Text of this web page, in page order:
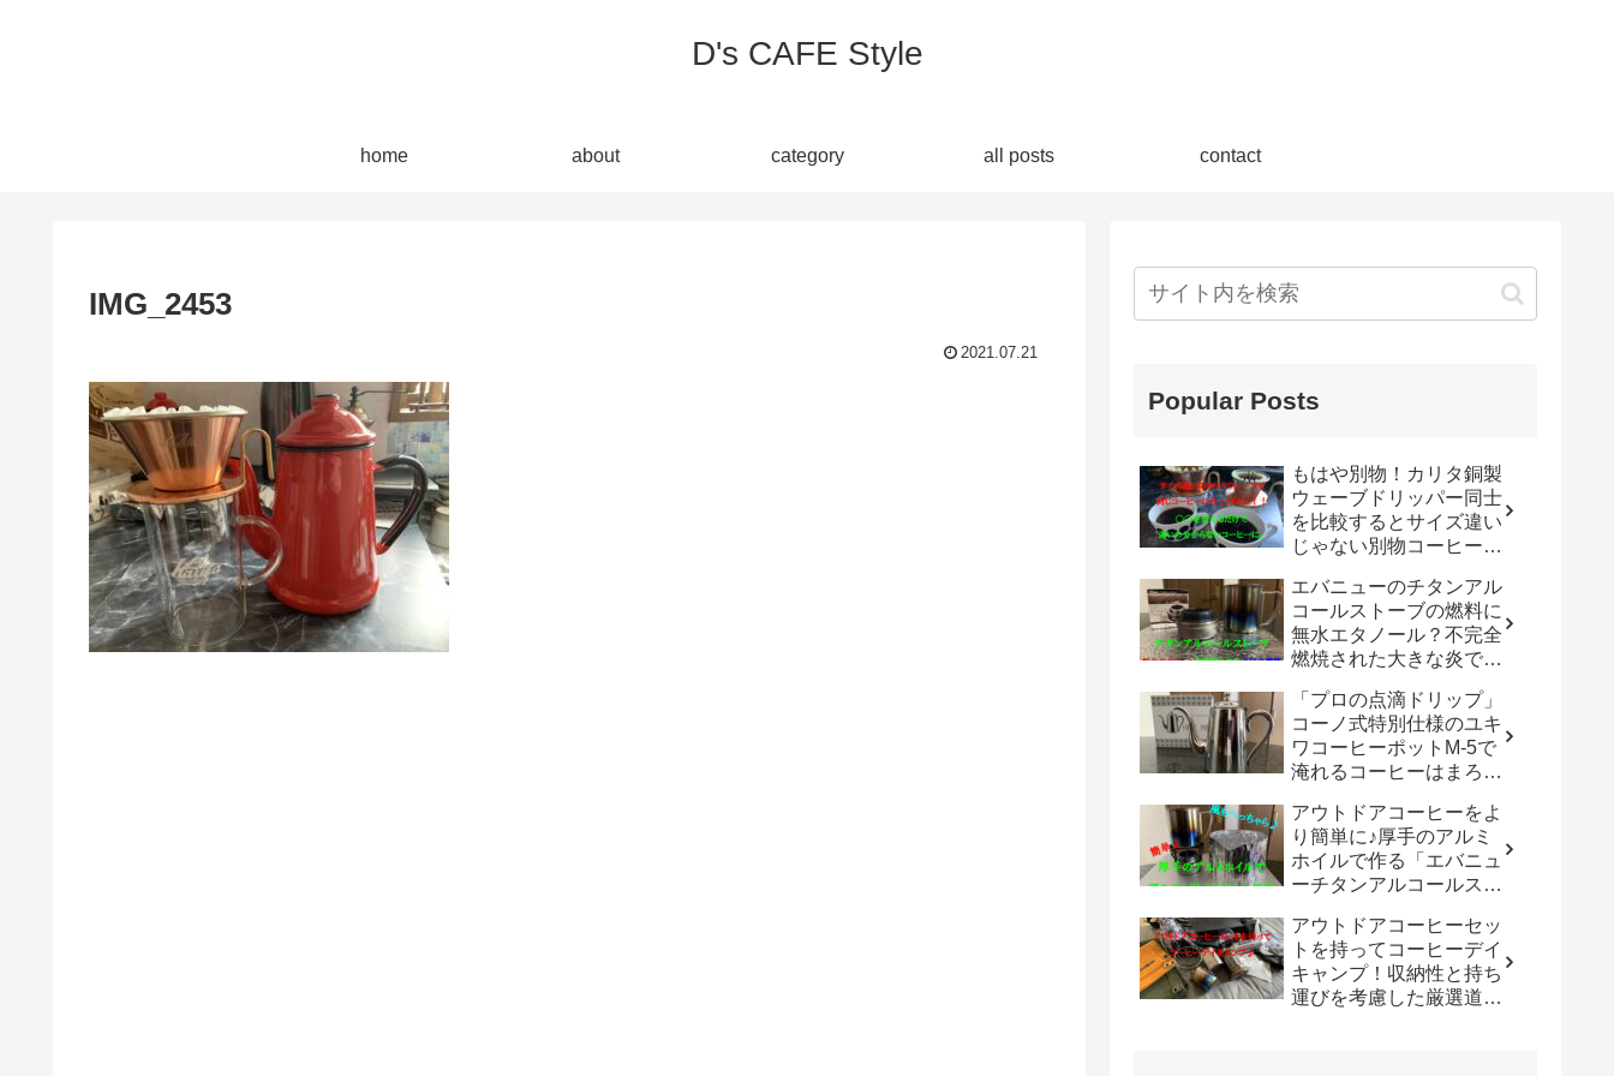
D's CAFE Style
home about category all posts contact
IMG_2453
2021.07.21
Popular Posts
もはや別物！カリタ銅製
ウェーブドリッパー同士
を比較するとサイズ違い
じゃない別物コーヒード
「WDC-185開封レビュ
ー」
エバニューのチタンアル
コールストーブの燃料に
無水エタノール？不完全
燃焼された大きな炎でチ
沸かしてコーヒーを楽し
む。
「プロの点滴ドリップ」
コーノ式特別仕様のユキ
ワコーヒーポットM-5で
淹れるコーヒーはまろや
アウトドアコーヒーをよ
り簡単に♪厚手のアルミ
ホイルで作る「エバニュ
ーチタンアルコールスト
手は既製品以上？？
アウトドアコーヒーセッ
トを持ってコーヒーデイ
キャンプ！収納性と持ち
運びを考慮した厳選道具